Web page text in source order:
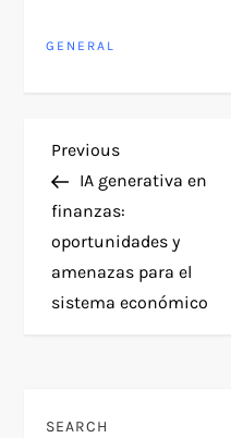
GENERAL
P
o
s
t
a
Previous
Post
Previous
IA generativa en
finanzas:
oportunidades y
amenazas para el
sistema económico
SEARCH